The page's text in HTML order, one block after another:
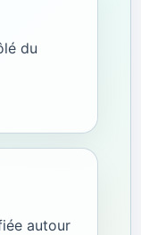
du
autour